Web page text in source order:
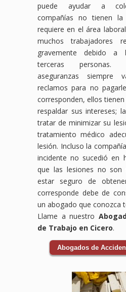
puede ayudar a
compañías no tienen la
requiere en el área
muchos trabajadores
gravemente debido a
terceras personas.
aseguranzas
reclamos para no
corresponden, ellos
respaldar sus intereses;
tratar de minimizar su
tratamiento médico
lesión. Incluso la
incidente no sucedió en
que las lesiones no son
estar seguro de
corresponde debe de
un abogado que conozca
Llame a nuestro
de Trabajo en Cicero.
Abogados de